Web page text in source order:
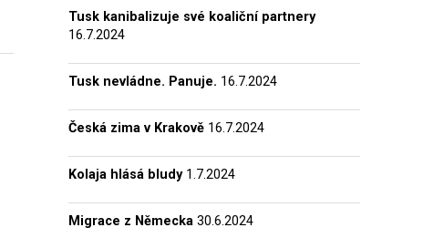
Tusk kanibalizuje své koaliční partnery
16.7.2024
Tusk nevládne. Panuje. 16.7.2024
Česká zima v Krakově 16.7.2024
Kolaja hlásá bludy 1.7.2024
Migrace z Německa 30.6.2024